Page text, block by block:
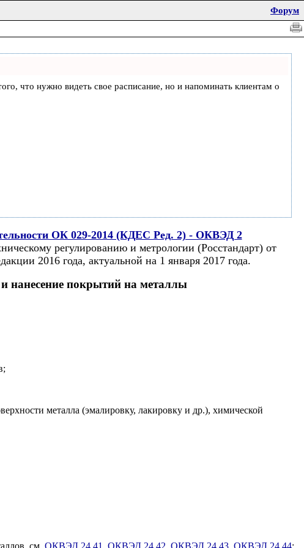
Форум
что нужно видеть свое расписание, но и напоминать клиентам о
ОК 029-2014 (КДЕС Ред. 2) - ОКВЭД 2
регулированию и метрологии (Росстандарт) от
2016 года, актуальной на 1 января 2017 года.
нанесение покрытий на металлы
металла (эмалировку, лакировку и др.), химической